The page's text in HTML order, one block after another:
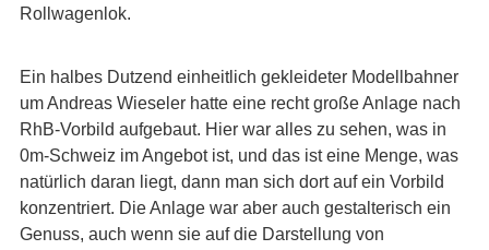
Rollwagenlok.
Ein halbes Dutzend einheitlich gekleideter Modellbahner
um Andreas Wieseler hatte eine recht große Anlage nach
RhB-Vorbild aufgebaut. Hier war alles zu sehen, was in
0m-Schweiz im Angebot ist, und das ist eine Menge, was
natürlich daran liegt, dann man sich dort auf ein Vorbild
konzentriert. Die Anlage war aber auch gestalterisch ein
Genuss, auch wenn sie auf die Darstellung von